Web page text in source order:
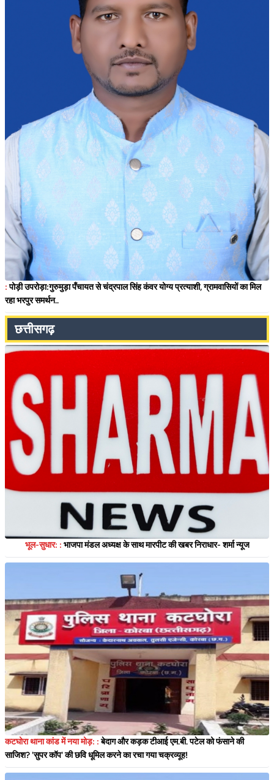
:पोड़ी उपरोड़ा:गुरुमुड़ा पँचायत से चंद्रपाल सिंह कंवर योग्य प्रत्याशी, ग्रामवासियों का मिल
रहा भरपुर समर्थन..
छत्तीसगढ़
भूल-सुधार: : भाजपा मंडल अध्यक्ष के साथ मारपीट की खबर निराधार- शर्मा न्यूज
कटघोरा थाना कांड में नया मोड़: :बेदाग और कड़क टीआई एम.बी. पटेल को फंसाने की
साजिश? 'सुपर कॉप' की छवि धूमिल करने का रचा गया चक्रव्यूह!